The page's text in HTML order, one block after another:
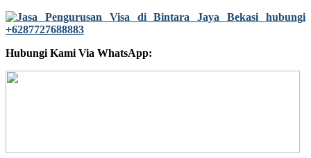
Hubungi Kami Via WhatsApp: